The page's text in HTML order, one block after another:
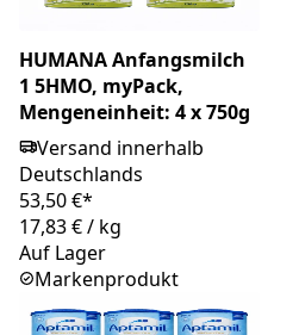
HUMANA Anfangsmilch
1 5HMO, myPack,
Mengeneinheit: 4 x 750g
Versand innerhalb
Deutschlands
53,50 €*
17,83 €/ kg
Auf Lager
Markenprodukt